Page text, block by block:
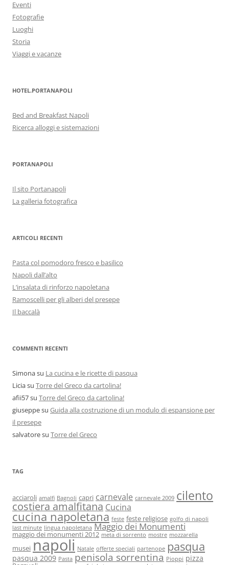
Eventi
Fotografie
Luoghi
Storia
Viaggi e vacanze
HOTEL.PORTANAPOLI
Bed and Breakfast Napoli
Ricerca alloggi e sistemazioni
PORTANAPOLI
Il sito Portanapoli
La galleria fotografica
ARTICOLI RECENTI
Pasta col pomodoro fresco e basilico
Napoli dall’alto
L’insalata di rinforzo napoletana
Ramoscelli per gli alberi del presepe
Il baccalà
COMMENTI RECENTI
Simonasu La cucina e le ricette di pasqua
Liciasu Torre del Greco da cartolina!
afii57su Torre del Greco da cartolina!
giuseppesu Guida alla costruzione di un modulo di espansione per
il presepe
salvatoresu Torre del Greco
TAG
acciaroli amalfi Bagnoli capri carnevale carnevale 2009 cilento
costiera amalfitana Cucina
cucina napoletana feste feste religiose golfo di napoli
last minute lingua napoletana Maggio dei Monumenti
maggio dei monumenti 2012 meta di sorrento mostre mozzarella
musei napoli Natale offerte speciali partenope pasqua
pasqua 2009 Pasta penisola sorrentina Pioppi pizza